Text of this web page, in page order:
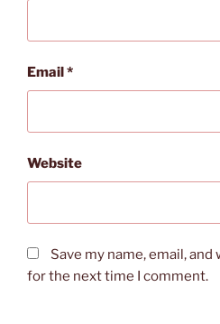
Email*
Website
Save my name, email,
for the next time I comment.